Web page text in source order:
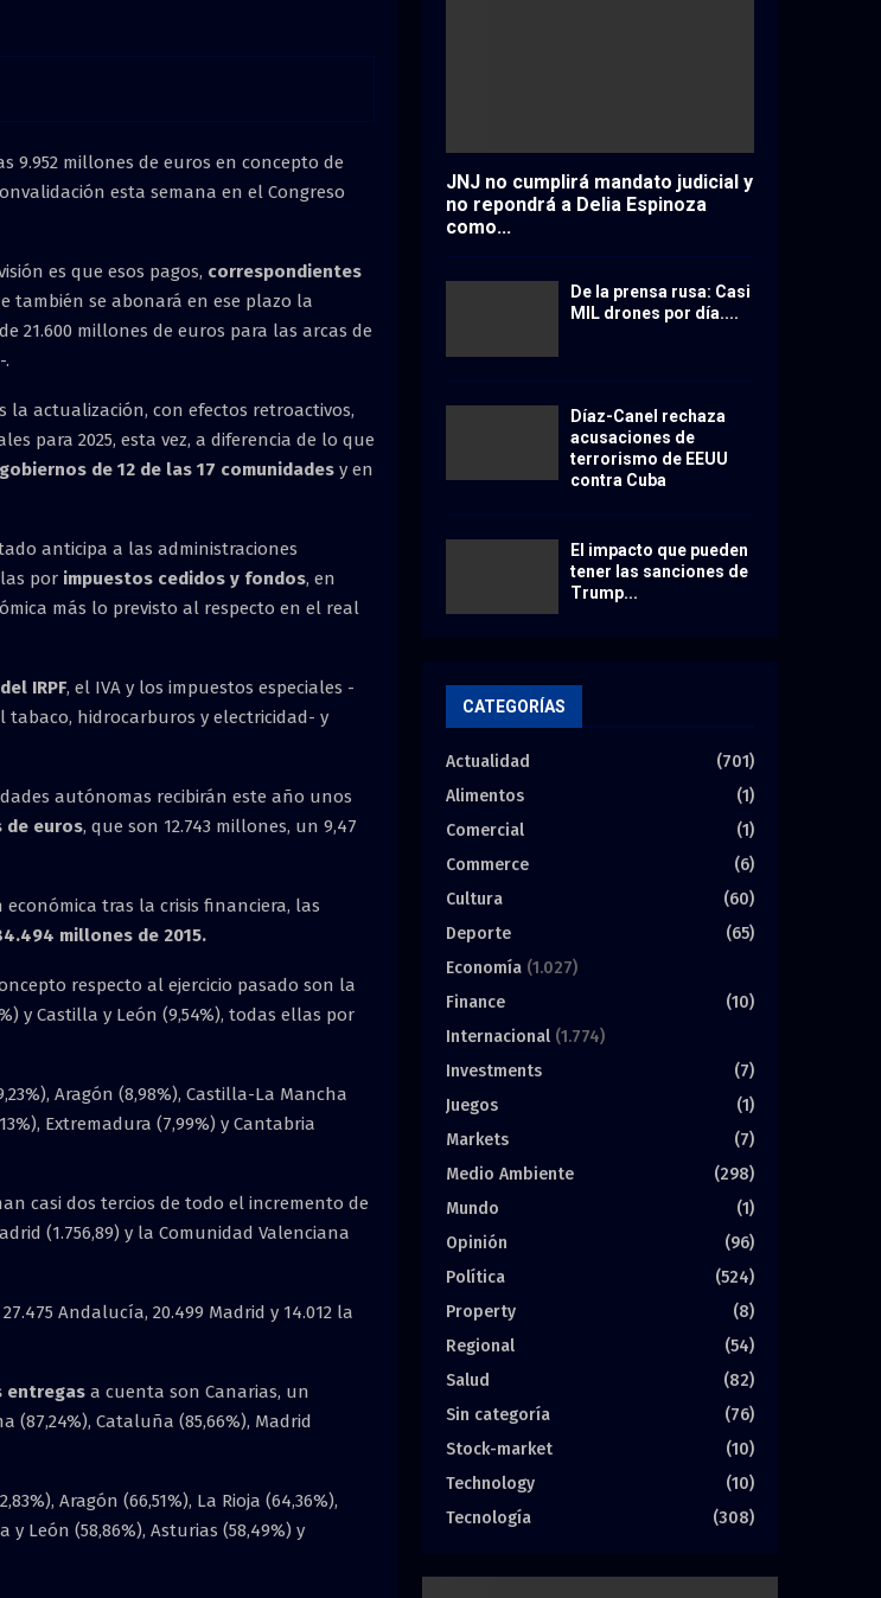
9.952 millones de euros en concepto de
esta semana en el Congreso
es que esos pagos, correspondientes
también se abonará en ese plazo la
21.600 millones de euros para las arcas de
la actualización, con efectos retroactivos,
para 2025, esta vez, a diferencia de lo que
de 12 de las 17 comunidades y en
anticipa a las administraciones
por impuestos cedidos y fondos, en
más lo previsto al respecto en el real
IRPF, el IVA y los impuestos especiales -
tabaco, hidrocarburos y electricidad- y
autónomas recibirán este año unos
de euros, que son 12.743 millones, un 9,47
tras la crisis financiera, las
millones de 2015.
respecto al ejercicio pasado son la
y Castilla y León (9,54%), todas ellas por
Aragón (8,98%), Castilla-La Mancha
Extremadura (7,99%) y Cantabria
casi dos tercios de todo el incremento de
(1.756,89) y la Comunidad Valenciana
27.475 Andalucía, 20.499 Madrid y 14.012 la
entregas a cuenta son Canarias, un
(87,24%), Cataluña (85,66%), Madrid
Aragón (66,51%), La Rioja (64,36%),
y León (58,86%), Asturias (58,49%) y
JNJ no cumplirá mandato judicial y
no repondrá a Delia Espinoza
como...
De la prensa rusa: Casi
MIL drones por día....
Díaz-Canel rechaza
acusaciones de
terrorismo de EEUU
contra Cuba
El impacto que pueden
tener las sanciones de
Trump...
CATEGORÍAS
Actualidad
(701)
Alimentos
(1)
Comercial
(1)
Commerce
(6)
Cultura
(60)
Deporte
(65)
Economía (1.027)
Finance
(10)
Internacional (1.774)
Investments
(7)
Juegos
(1)
Markets
(7)
Medio Ambiente
(298)
Mundo
(1)
Opinión
(96)
Política
(524)
Property
(8)
Regional
(54)
Salud
(82)
Sin categoría
(76)
Stock-market
(10)
Technology
(10)
Tecnología
(308)